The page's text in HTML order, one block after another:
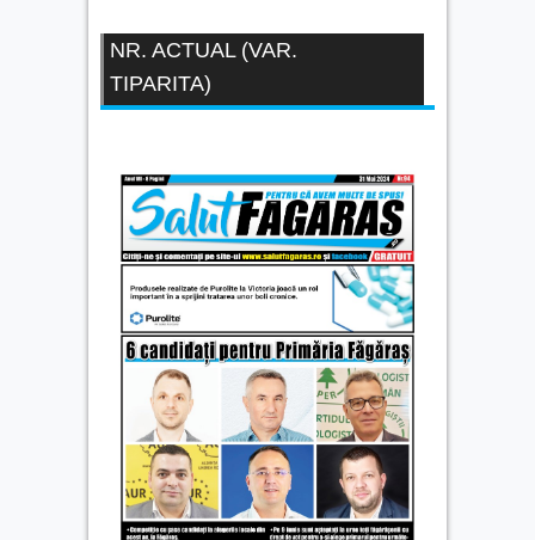
NR. ACTUAL (VAR.
TIPARITA)